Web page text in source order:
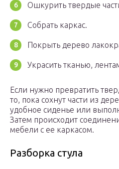
Ошкурить твердые
Собрать каркас.
Покрыть дерево
Украсить тканью,
Если нужно превратить
то, пока сохнут части из
удобное сиденье или
Затем происходит
мебели с ее каркасом.
Разборка стула